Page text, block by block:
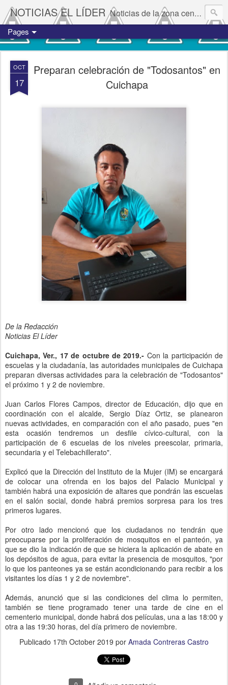
NOTICIAS EL LÍDER Noticias de la zona centro del estado de Veracruz.
Pages
OCT
17
Preparan celebración de "Todosantos" en
Cuichapa
De la Redacción
Noticias El Líder
Cuichapa, Ver., 17 de octubre de 2019.- Con la participación de
escuelas y la ciudadanía, las autoridades municipales de Cuichapa
preparan diversas actividades para la celebración de "Todosantos"
el próximo 1 y 2 de noviembre.
Juan Carlos Flores Campos, director de Educación, dijo que en
coordinación con el alcalde, Sergio Díaz Ortiz, se planearon
nuevas actividades, en comparación con el año pasado, pues "en
esta ocasión tendremos un desfile cívico-cultural, con la
participación de 6 escuelas de los niveles preescolar, primaria,
secundaria y el Telebachillerato".
Explicó que la Dirección del Instituto de la Mujer (IM) se encargará
de colocar una ofrenda en los bajos del Palacio Municipal y
también habrá una exposición de altares que pondrán las escuelas
en el salón social, donde habrá premios sorpresa para los tres
primeros lugares.
Por otro lado mencionó que los ciudadanos no tendrán que
preocuparse por la proliferación de mosquitos en el panteón, ya
que se dio la indicación de que se hiciera la aplicación de abate en
los depósitos de agua, para evitar la presencia de mosquitos, "por
lo que los panteones ya se están acondicionando para recibir a los
visitantes los días 1 y 2 de noviembre".
Además, anunció que si las condiciones del clima lo permiten,
también se tiene programado tener una tarde de cine en el
cementerio municipal, donde habrá dos películas, una a las 18:00 y
otra a las 19:30 horas, del día primero de noviembre.
Publicado 17th October 2019 por Amada Contreras Castro